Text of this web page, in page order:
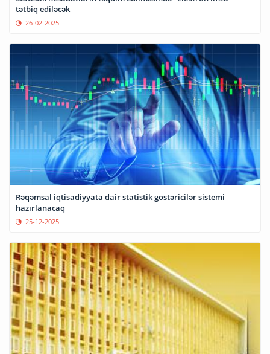
tətbiq ediləcək
26-02-2025
Rəqəmsal iqtisadiyyata dair statistik göstəricilər sistemi
hazırlanacaq
25-12-2025